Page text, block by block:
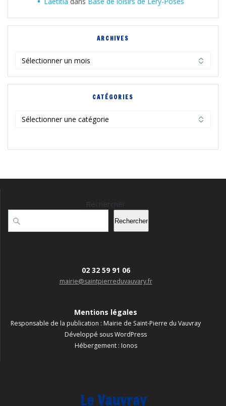
ARCHIVES
CATÉGORIES
Rechercher
02 32 59 91 06
mairie@saintpierreduvauvary.fr
Mentions légales
Responsable de la publication : Mairie de Saint-Pierre du Vauvray
Développé sous WordPress
Hébergement : Ionos
Le Vauvray